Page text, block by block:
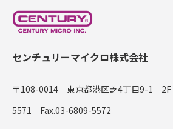
センチュリーマイクロ株式会社
〒108-0014 東京都港区芝4丁目9-1 2F
5571 Fax.03-6809-5572